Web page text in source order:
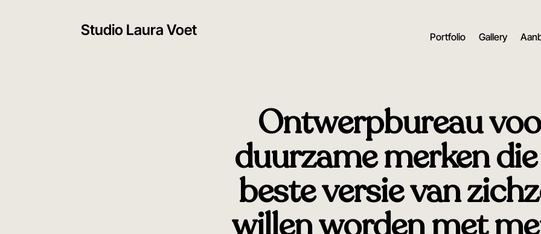
Studio Laura Voet Portfolio Gallery
Ontwerpbureau
duurzame merken
beste versie van